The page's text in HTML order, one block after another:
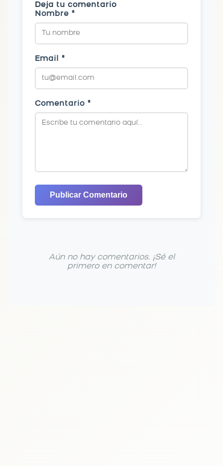
Deja tu comentario
Nombre *
Email *
Comentario *
Publicar Comentario
Aún no hay comentarios. ¡Sé el
primero en comentar!